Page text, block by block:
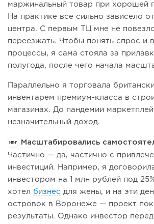
маржинальный товар при хорошей
На практике все сильно зависело
центра. С первым ТЦ мне не
переезжать. Чтобы понять спрос и
процессы, я сама стояла за
полугода, после чего начала
Параллельно я торговала
инвентарем премиум-класса в
магазинах. До пандемии
незначительный доход.
Масштабировались
Частично — да, частично с
инвестиций. Например, я
инвестором на 1 млн рублей под
хотел бизнес для жены, и на эти
островок в Воронеже — проект
результаты. Однако инвестор